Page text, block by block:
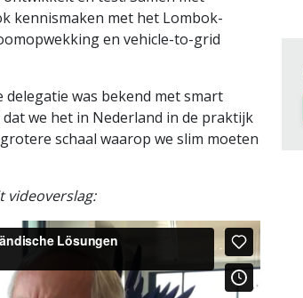
kennismaken met het Lombok-
en vehicle-to-grid
delegatie was bekend met smart
we het in Nederland in de praktijk
schaal waarop we slim moeten
videoverslag: